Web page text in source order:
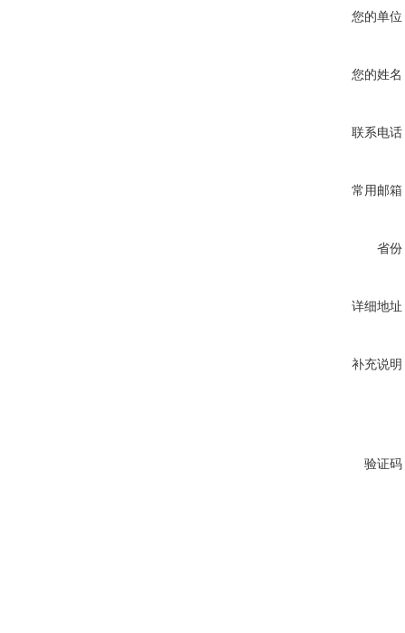
您的单位
您的姓名
联系电话
常用邮箱
省份
详细地址
补充说明
验证码